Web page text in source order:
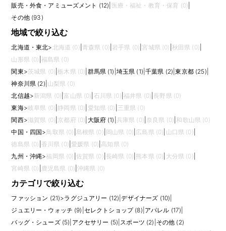
応募前には、PRの業務範囲を具体的に確認しましょう。ブランドによっ
て、雑誌やWeb媒体へのプレス対応が中心の場合、SNSやインフルエンサ
場合があります。撮影立ち会い、サンプル管理、展示会準備など繁忙期に
業務量が増えることもあるため、チーム体制やアシスタントの有無も見て
おくと安心です。
PR求人を比較する際は、プレス対応中心かSNS運用中心か、国内ブランド
か外資系ブランドか、代理店側か事業会社側かを見ておくとよいでしょ
う。ファッションやコスメを「好き」で終わらせず、ブランド価値を言葉
と体験で届けたい方に向いている職種です。
地域で絞り込む
北海道・東北>北海道 (0) 青森県 (0) 岩手県 (0) |宮城県 (0) 秋田県 (0)
山形県 (0) 福島県 (0)
関東>茨城県 (0) |栃木県 (0) 群馬県 (1) 埼玉県 (1) |千葉県 (2) |東京都 (25)
神奈川県 (2) 山梨県 (0)
北信越>新潟県 (0) |富山県 (0) 石川県 (0) 福井県 (0) 長野県 (0)
東海>岐阜県 (0) 静岡県 (0) 愛知県 (0) 三重県 (0)
関西>滋賀県 (0) 京都府 (0) 大阪府 (1) 兵庫県 (0) 奈良県 (0) |和歌山県 (0)
中国・四国>鳥取県 (0) 島根県 (0) 岡山県 (0) 広島県 (0) 山口県 (0)
徳島県 (0) 香川県 (0) 愛媛県 (0) 高知県 (0)
九州・沖縄>福岡県 (0) 佐賀県 (0) 長崎県 (0) 熊本県 (0) 大分県 (0)
宮崎県 (0) 鹿児島県 (0) |沖縄県 (0)
カテゴリで絞り込む
ファッション (21)>ラグジュアリー (12) |デザイナーズ (10)
ジュエリー・ウォッチ (9) セレクトショップ (8) アパレル (17)
バッグ・シューズ (5) アクセサリー (5) スポーツ (2) その他 (2)
販売・外食・アミューズメント (12) 医療・福祉・教育・保育 (0)
その他 (93)